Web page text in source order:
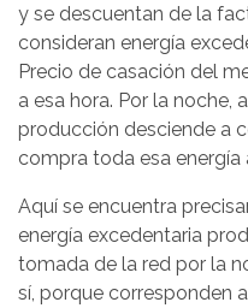
y se descuentan de la
consideran energía
Precio de casación del
a esa hora. Por la noche,
producción desciende a
compra toda esa energía
Aquí se encuentra
energía excedentaria
tomada de la red por la
sí, porque corresponden